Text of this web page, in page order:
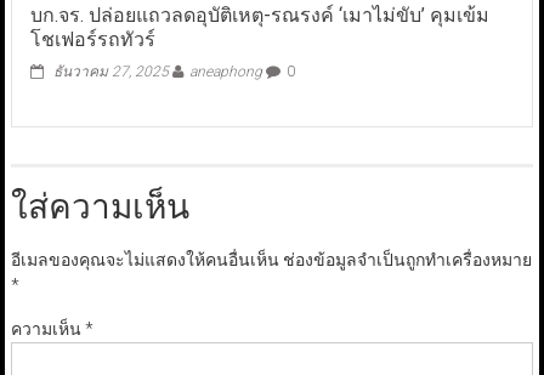
บก.จร. ปล่อยแถวลดอุบัติเหตุ-รณรงค์ ‘เมาไม่ขับ’ คุมเข้ม
โชเฟอร์รถทัวร์
ธันวาคม 27, 2025 aneaphong 0
ใส่ความเห็น
อีเมลของคุณจะไม่แสดงให้คนอื่นเห็น ช่องข้อมูลจำเป็นถูกทำเครื่องหมาย
*
ความเห็น*